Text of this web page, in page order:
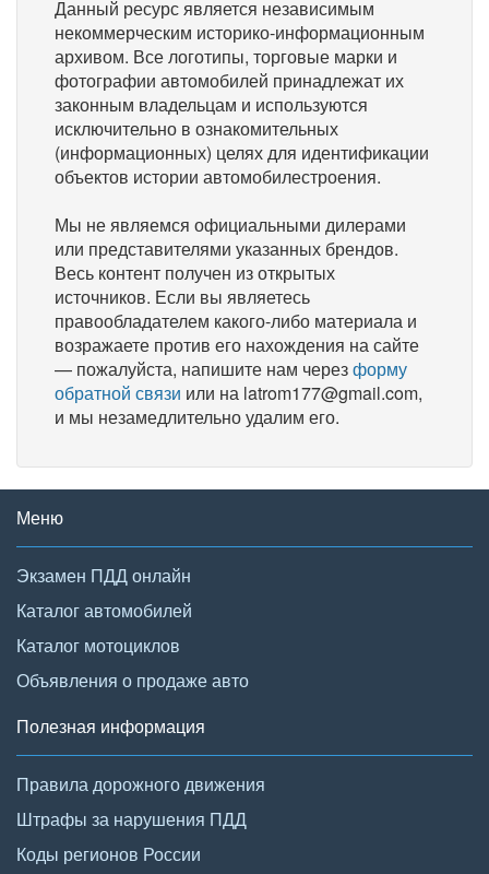
Данный ресурс является независимым
некоммерческим историко-информационным
архивом. Все логотипы, торговые марки и
фотографии автомобилей принадлежат их
законным владельцам и используются
исключительно в ознакомительных
(информационных) целях для идентификации
объектов истории автомобилестроения.
Мы не являемся официальными дилерами
или представителями указанных брендов.
Весь контент получен из открытых
источников. Если вы являетесь
правообладателем какого-либо материала и
возражаете против его нахождения на сайте
— пожалуйста, напишите нам черезформу
обратной связи или на latrom177@gmail.com,
и мы незамедлительно удалим его.
Меню
Экзамен ПДД онлайн
Каталог автомобилей
Каталог мотоциклов
Объявления о продаже авто
Полезная информация
Правила дорожного движения
Штрафы за нарушения ПДД
Коды регионов России